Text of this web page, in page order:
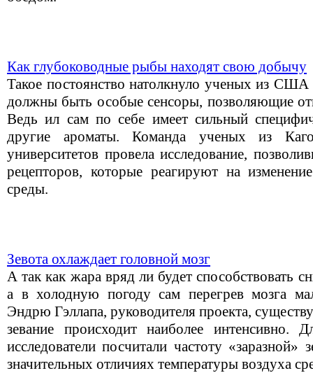
Как глубоководные рыбы находят свою добычу
Такое постоянство натолкнуло ученых из
должны быть особые сенсоры, позволяющие
Ведь ил сам по себе имеет сильный
другие ароматы. Команда ученых из
университетов провела исследование,
рецепторов, которые реагируют на
среды.
Зевота охлаждает головной мозг
А так как жара вряд ли будет способствовать
а в холодную погоду сам перегрев мозга
Эндрю Гэллапа, руководителя проекта,
зевание происходит наиболее интенсивно.
исследователи посчитали частоту
значительных отличиях температуры воздуха